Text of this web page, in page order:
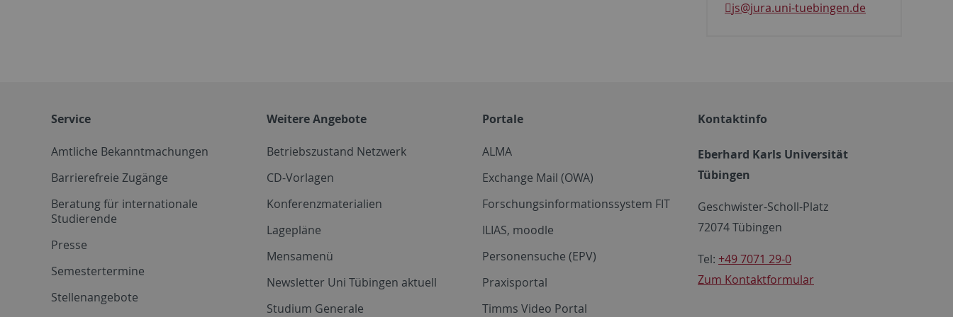
js@jura.uni-tuebingen.de
Service
Amtliche Bekanntmachungen
Barrierefreie Zugänge
Beratung für internationale
Studierende
Presse
Semestertermine
Stellenangebote
Weitere Angebote
Betriebszustand Netzwerk
CD-Vorlagen
Konferenzmaterialien
Lagepläne
Mensamenü
Newsletter Uni Tübingen aktuell
Studium Generale
Portale
ALMA
Exchange Mail (OWA)
Forschungsinformationssystem FIT
ILIAS, moodle
Personensuche (EPV)
Praxisportal
Timms Video Portal
Kontaktinfo
Eberhard Karls Universität
Tübingen
Geschwister-Scholl-Platz
72074 Tübingen
Tel: +49 7071 29-0
Zum Kontaktformular